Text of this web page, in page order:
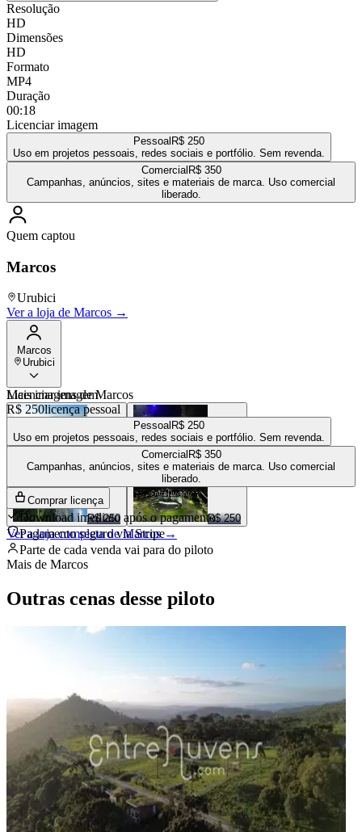
Resolução
HD
Dimensões
HD
Formato
MP4
Duração
00:18
Licenciar imagem
Pessoal R$ 250
Uso em projetos pessoais, redes sociais e portfólio. Sem revenda.
Comercial R$ 350
Campanhas, anúncios, sites e materiais de marca. Uso comercial
liberado.
Quem captou
Marcos
Urubici
Ver a loja de Marcos →
Marcos
Urubici
Mais imagens deMarcos
R$ 250
R$ 250 R$ 250
Ver a loja completa deMarcos→
Licenciar imagem
R$ 250licença pessoal
Pessoal R$ 250
Uso em projetos pessoais, redes sociais e portfólio. Sem revenda.
Comercial R$ 350
Campanhas, anúncios, sites e materiais de marca. Uso comercial
liberado.
Comprar licença
Download imediato após o pagamento
Pagamento seguro via Stripe
Parte de cada venda vai para do piloto
Mais de Marcos
Outras cenas desse piloto